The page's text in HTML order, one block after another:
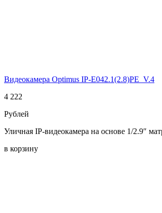
Видеокамера Optimus IP-E042.1(2.8)PE_V.4
4 222
Рублей
Уличная IP-видеокамера на основе 1/2.9″
в корзину